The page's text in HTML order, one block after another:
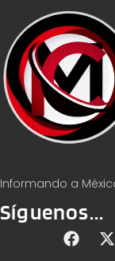
Informando a
Síguenos...